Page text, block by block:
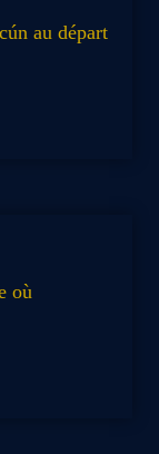
au départ
où